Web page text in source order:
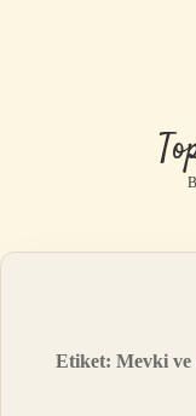
Etiket:Mevki ve